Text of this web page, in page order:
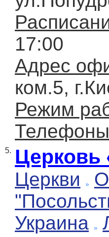
17:00
Адрес
ком.5,
Режим
Телефоны
5. Церковь
Церкви
Украина